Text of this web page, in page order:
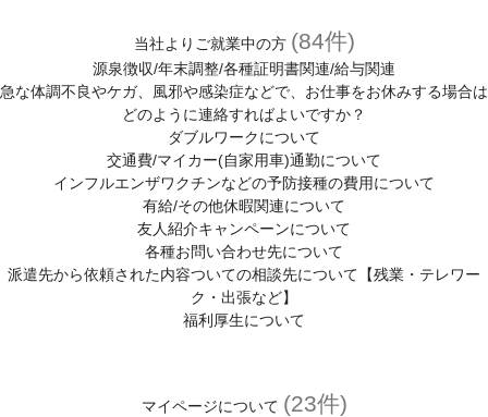
当社よりご就業中の方 (84件)
源泉徴収/年末調整/各種証明書関連/給与関連
急な体調不良やケガ、風邪や感染症などで、お仕事をお休みする場合は
どのように連絡すればよいですか？
ダブルワークについて
交通費/マイカー(自家用車)通勤について
インフルエンザワクチンなどの予防接種の費用について
有給/その他休暇関連について
友人紹介キャンペーンについて
各種お問い合わせ先について
派遣先から依頼された内容ついての相談先について【残業・テレワー
ク・出張など】
福利厚生について
マイページについて (23件)